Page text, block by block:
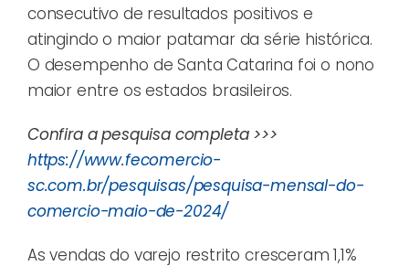
consecutivo de resultados positivos e
atingindo o maior patamar da série histórica.
O desempenho de Santa Catarina foi o nono
maior entre os estados brasileiros.
Confira a pesquisa completa >>>
https://www.fecomercio-
sc.com.br/pesquisas/pesquisa-mensal-do-
comercio-maio-de-2024/
As vendas do varejo restrito cresceram 1,1%